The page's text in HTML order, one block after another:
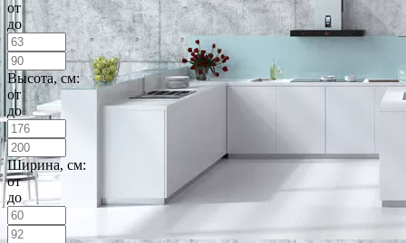
от
до
Высота, см:
от
до
Ширина, см:
от
до